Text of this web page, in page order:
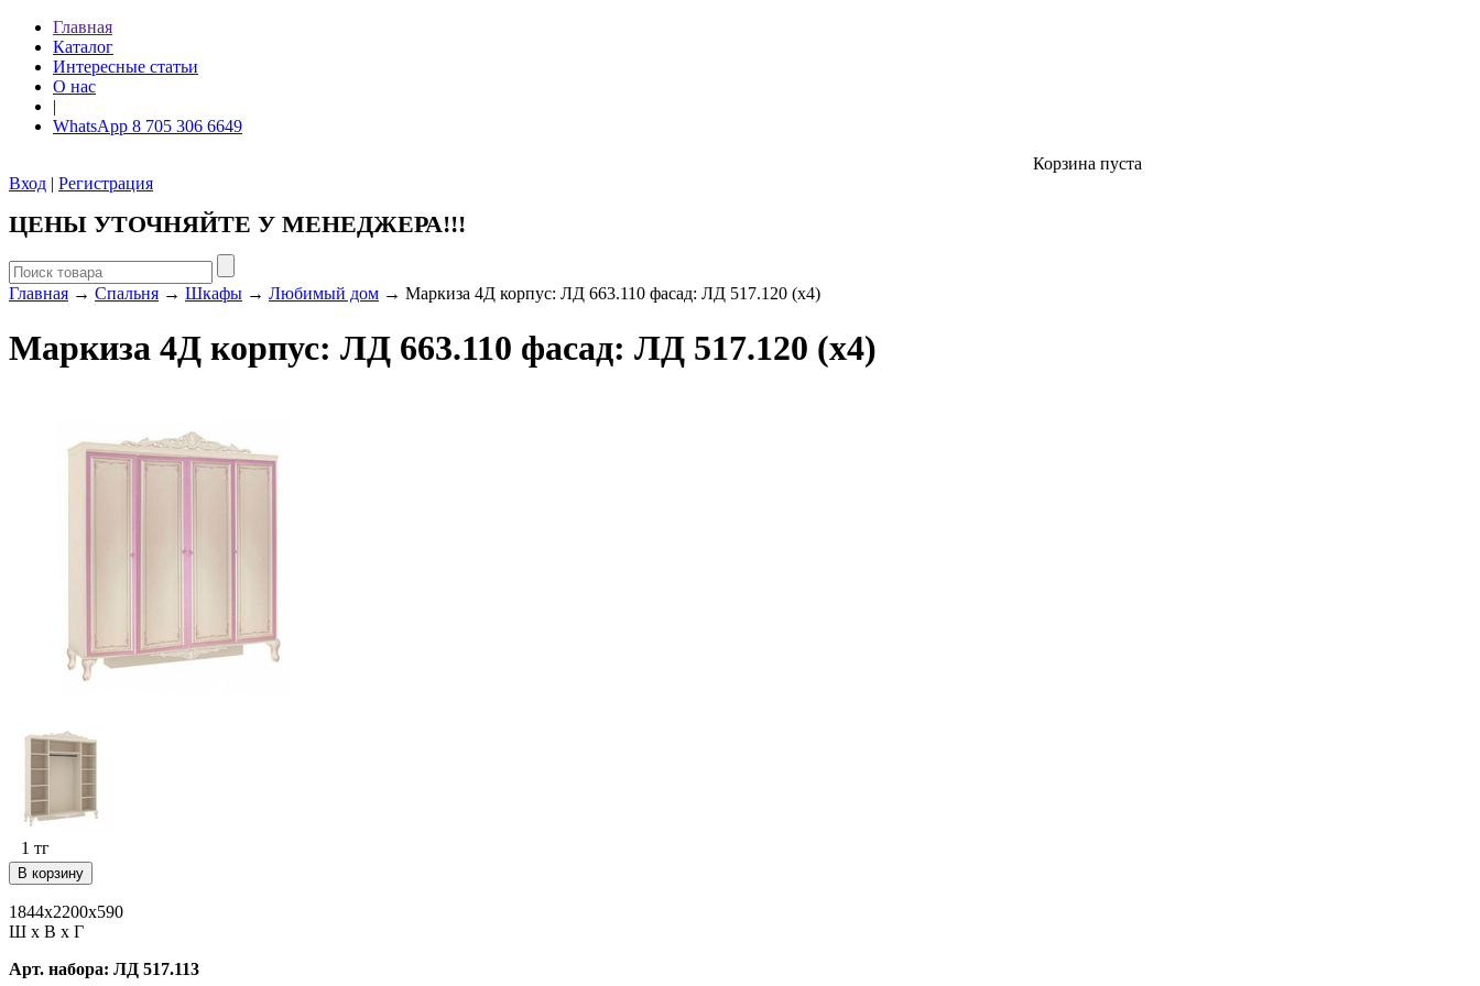
Главная
Каталог
Интересные статьи
О нас
|
WhatsApp 8 705 306 6649
Корзина пуста
Вход | Регистрация
ЦЕНЫ УТОЧНЯЙТЕ У МЕНЕДЖЕРА!!!
Главная → Спальня → Шкафы → Любимый дом → Маркиза 4Д корпус: ЛД 663.110 фасад: ЛД 517.120 (х4)
Маркиза 4Д корпус: ЛД 663.110 фасад: ЛД 517.120 (х4)
1 тг
В корзину
1844х2200х590
Ш х В х Г
Арт. набора: ЛД 517.113